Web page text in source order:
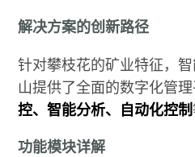
解决方案的创新路径
针对攀枝花的矿业特征，
山提供了全面的数字化管
控、智能分析、自动化控制
功能模块详解